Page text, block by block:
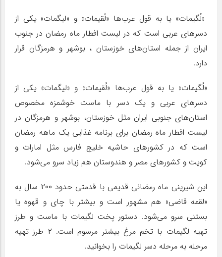
«لُگیمات» یا به قول عرب‌ها «لُقیمات» و «لیگمات» یکی از
دسرهای عربی است که در لیست افطار ماه رمضان در جنوب
ایران از جمله استان‌های خوزستان ، بوشهر و هرمزگان قرار
دارد.
«لُگیمات» یا به قول عرب‌ها «لُقیمات» و «لیگمات» یکی از
دسرهای عربی و یک دسر با ماست خوشمزه مخصوص
استان‌های جنوبی ایران مثل خوزستان، بوشهر و هرمزگان در
لیست افطار ماه رمضان برای برنامه غذایی یک ماهه رمضان
است که در کشورهای حاشیه خلیج فارس مثل امارات و
کویت و کشورهای مصر و هندوستان هم زیاد سرو می‌شود.
این شیرینی ماه رمضانی قدیمی با قدمتی حدود ۲۰۰ سال به
«لقمه قاضی» هم مشهور است و بیشتر با چای و قهوه یا
بستنی سرو می‌شود. دستور پخت لگیمات با ماست و طرز
تهیه لگیمات با تخم مرغ بیشتر مرسوم است. ۲ طرز تهیه
مرحله به مرحله دسر لگیمات را بخوانید.